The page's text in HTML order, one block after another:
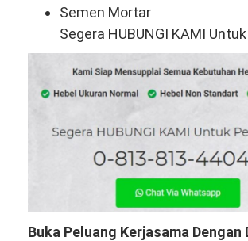
Semen Mortar
Segera HUBUNGI KAMI
Buka Peluang Kerjasama